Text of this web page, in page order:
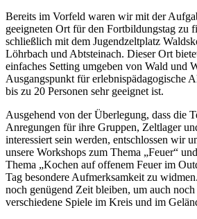
Bereits im Vorfeld waren wir mit der
geeigneten Ort für den Fortbildungstag zu
schließlich mit dem Jugendzeltplatz
Löhrbach und Abtsteinach. Dieser Ort
einfaches Setting umgeben von Wald und
Ausgangspunkt für erlebnispädagogische
bis zu 20 Personen sehr geeignet ist.
Ausgehend von der Überlegung, dass die
Anregungen für ihre Gruppen, Zeltlager
interessiert sein werden, entschlossen wir
unsere Workshops zum Thema „Feuer“
Thema „Kochen auf offenem Feuer im
Tag besondere Aufmerksamkeit zu
noch genügend Zeit bleiben, um auch
verschiedene Spiele im Kreis und im